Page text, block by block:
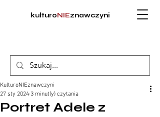
kulturoNIEznawczyni
Portret Adele z
KulturoNIEznawczyni
27 sty 2024 3 minut(y) czytania